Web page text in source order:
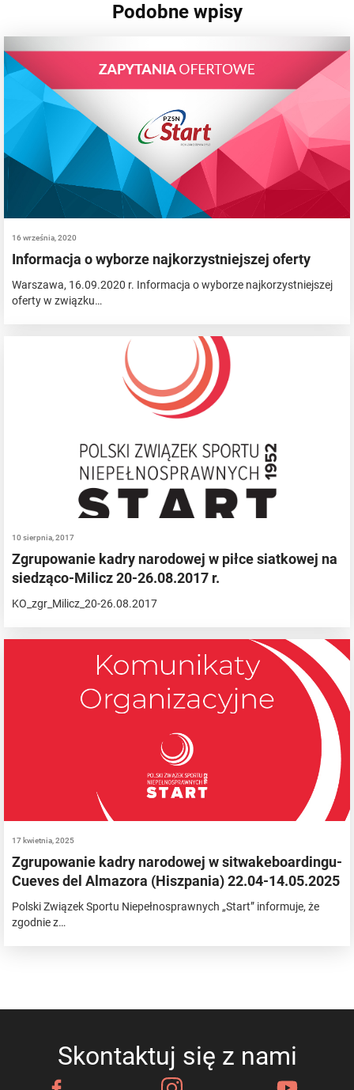
Podobne wpisy
16 września, 2020
Informacja o wyborze najkorzystniejszej oferty
Warszawa, 16.09.2020 r. Informacja o wyborze najkorzystniejszej
oferty w związku…
10 sierpnia, 2017
Zgrupowanie kadry narodowej w piłce siatkowej na
siedząco-Milicz 20-26.08.2017 r.
KO_zgr_Milicz_20-26.08.2017
17 kwietnia, 2025
Zgrupowanie kadry narodowej w sitwakeboardingu-
Cueves del Almazora (Hiszpania) 22.04-14.05.2025
Polski Związek Sportu Niepełnosprawnych „Start” informuje, że
zgodnie z…
Skontaktuj się z nami